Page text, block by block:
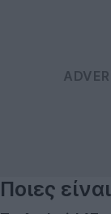
Ποιες